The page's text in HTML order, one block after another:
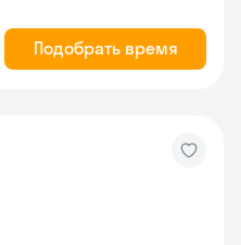
Подобрать время